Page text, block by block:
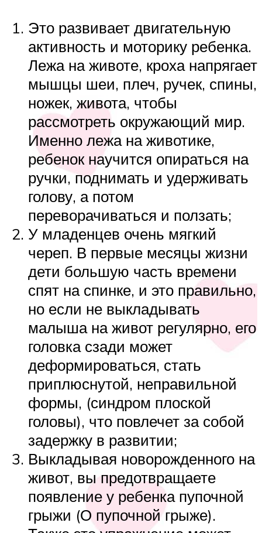
Это развивает двигательную
активность и моторику ребенка.
Лежа на животе, кроха напрягает
мышцы шеи, плеч, ручек, спины,
ножек, живота, чтобы
рассмотреть окружающий мир.
Именно лежа на животике,
ребенок научится опираться на
ручки, поднимать и удерживать
голову, а потом
переворачиваться и ползать;
У младенцев очень мягкий
череп. В первые месяцы жизни
дети большую часть времени
спят на спинке, и это правильно,
но если не выкладывать
малыша на живот регулярно, его
головка сзади может
деформироваться, стать
приплюснутой, неправильной
формы, (синдром плоской
головы), что повлечет за собой
задержку в развитии;
Выкладывая новорожденного на
живот, вы предотвращаете
появление у ребенка пупочной
грыжи (О пупочной грыже).